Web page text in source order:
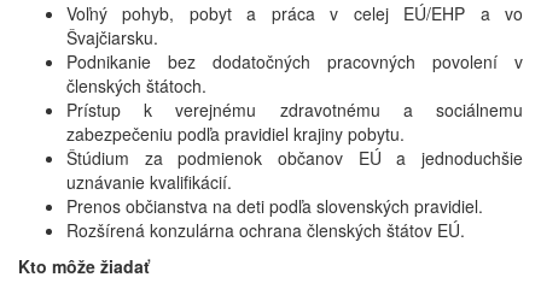
Voľný pohyb, pobyt a práca v celej EÚ/EHP a vo
Švajčiarsku.
Podnikanie bez dodatočných pracovných povolení v
členských štátoch.
Prístup k verejnému zdravotnému a sociálnemu
zabezpečeniu podľa pravidiel krajiny pobytu.
Štúdium za podmienok občanov EÚ a jednoduchšie
uznávanie kvalifikácií.
Prenos občianstva na deti podľa slovenských pravidiel.
Rozšírená konzulárna ochrana členských štátov EÚ.
Kto môže žiadať